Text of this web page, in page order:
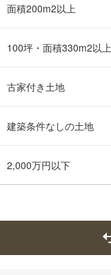
面積200m2以上
100坪・面積330m2以上
古家付き土地
建築条件なしの土地
2,000万円以下